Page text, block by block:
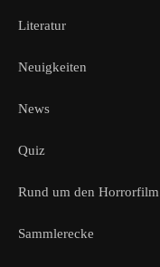
Literatur
Neuigkeiten
News
Quiz
Rund um den Horrorfilm
Sammlerecke